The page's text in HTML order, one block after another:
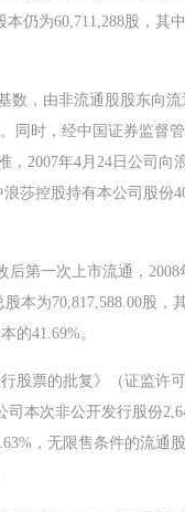
仍为60,711,288股，其
数，由非流通股股东向
同时，经中国证券监督
2007年4月24日公司向
莎控股持有本公司股份
第一次上市流通，2008
本为70,817,588.00股，
的41.69%。
股票的批复》（证监许
本次非公开发行股份
，无限售条件的流通股